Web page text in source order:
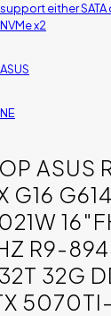
support either SATA
NVMe x2
ASUS
NE
ASUS
G16
R9-
32G